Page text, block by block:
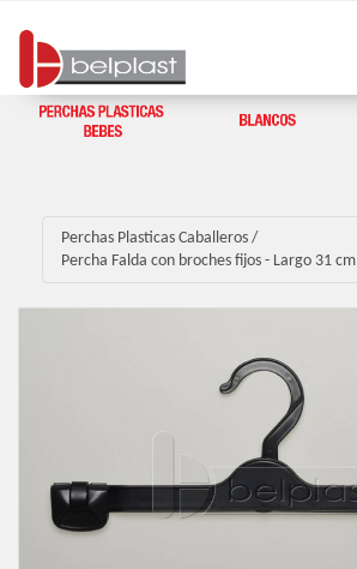
Perchas Plasticas Caballeros /
Percha Falda con broches fijos - Largo 31 cm